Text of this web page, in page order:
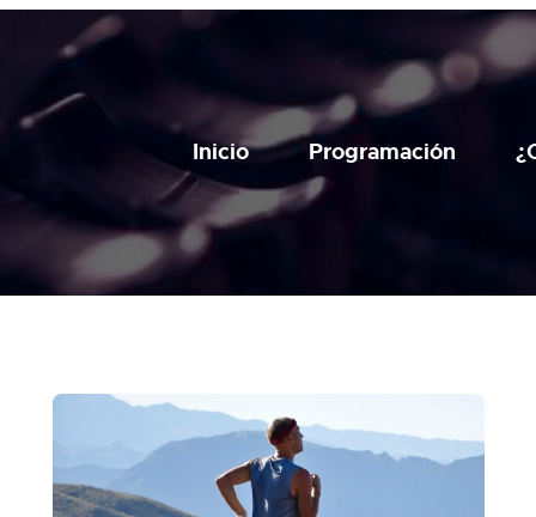
Inicio Programación